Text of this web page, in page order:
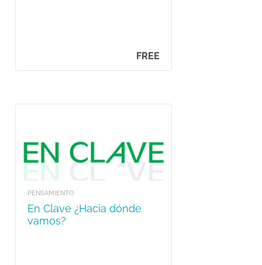
FREE
PENSAMIENTO
En Clave ¿Hacia dónde
vamos?